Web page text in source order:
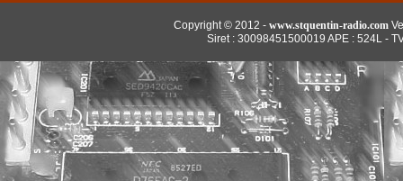
Copyright © 2012 - www.stquentin-radio.com
Siret : 30098451500019 APE : 524L -